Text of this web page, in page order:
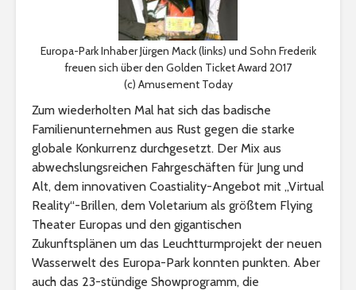
Europa-Park Inhaber Jürgen Mack (links) und Sohn Frederik
freuen sich über den Golden Ticket Award 2017
(c) Amusement Today
Zum wiederholten Mal hat sich das badische
Familienunternehmen aus Rust gegen die starke
globale Konkurrenz durchgesetzt. Der Mix aus
abwechslungsreichen Fahrgeschäften für Jung und
Alt, dem innovativen Coastiality-Angebot mit „Virtual
Reality“-Brillen, dem Voletarium als größtem Flying
Theater Europas und den gigantischen
Zukunftsplänen um das Leuchtturmprojekt der neuen
Wasserwelt des Europa-Park konnten punkten. Aber
auch das 23-stündige Showprogramm, die